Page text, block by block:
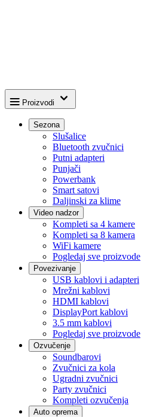
Proizvodi
Sezona
Slušalice
Bluetooth zvučnici
Putni adapteri
Punjači
Powerbank
Smart satovi
Daljinski za klime
Video nadzor
Kompleti sa 4 kamere
Kompleti sa 8 kamera
WiFi kamere
Pogledaj sve proizvode
Povezivanje
USB kablovi i adapteri
Mrežni kablovi
HDMI kablovi
DisplayPort kablovi
3.5 mm kablovi
Pogledaj sve proizvode
Ozvučenje
Soundbarovi
Zvučnici za kola
Ugradni zvučnici
Party zvučnici
Kompleti ozvučenja
Auto oprema